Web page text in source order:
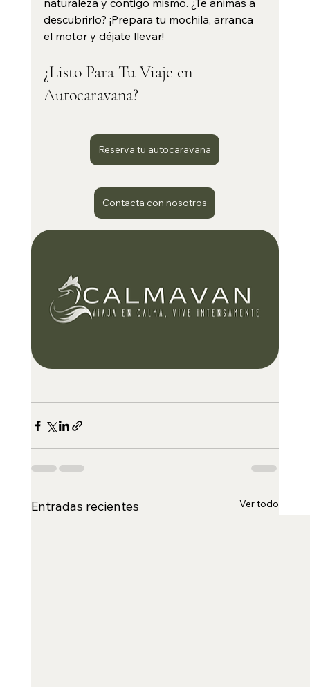
descubrirlo? ¡Prepara tu mochila, arranca
el motor y déjate llevar!
¿Listo Para Tu Viaje en
Autocaravana?
Reserva tu autocaravana
Contacta con nosotros
Entradas recientes Ver todo